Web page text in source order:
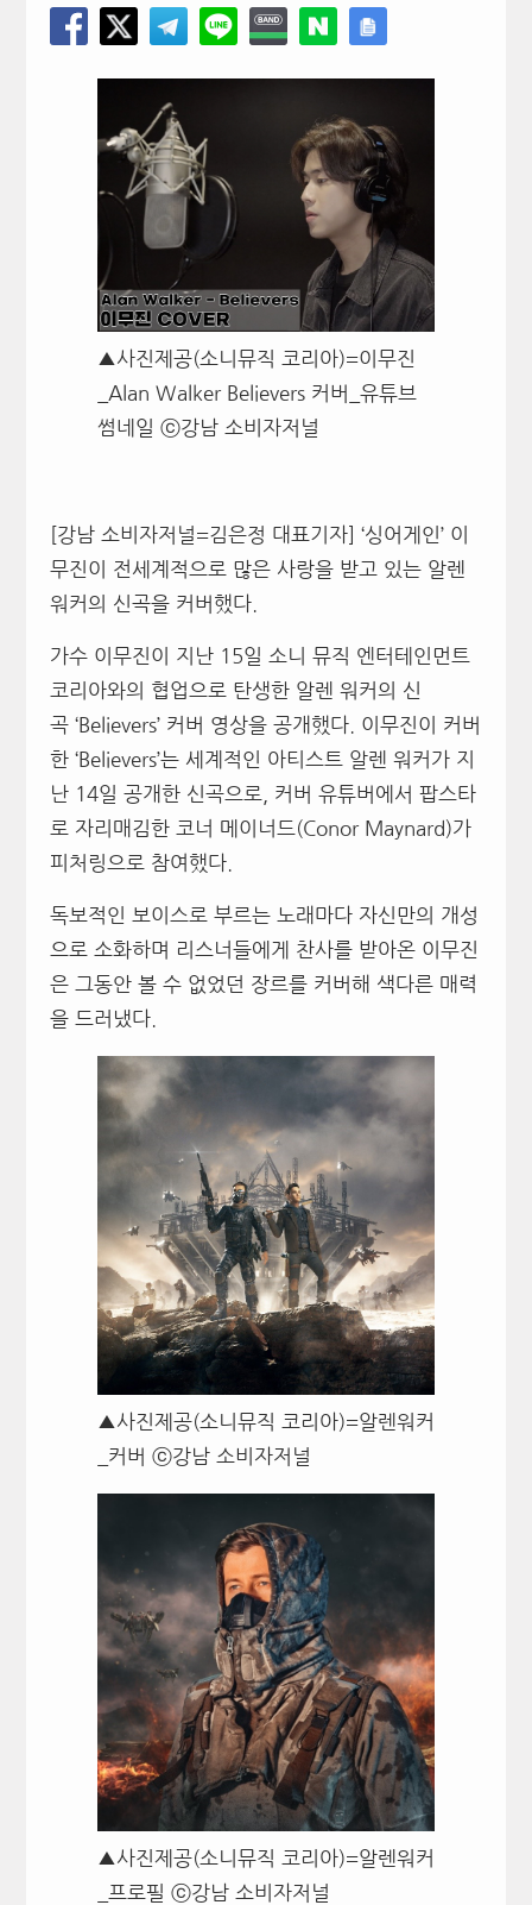
▲사진제공(소니뮤직 코리아)=이무진
_Alan Walker Believers 커버_유튜브
썸네일 ⓒ강남 소비자저널
[강남 소비자저널=김은정 대표기자] ‘싱어게인’ 이
무진이 전세계적으로 많은 사랑을 받고 있는 알렌
워커의 신곡을 커버했다.
가수 이무진이 지난 15일 소니 뮤직 엔터테인먼트
코리아와의 협업으로 탄생한 알렌 워커의 신
곡 ‘Believers’ 커버 영상을 공개했다. 이무진이 커버
한 ‘Believers’는 세계적인 아티스트 알렌 워커가 지
난 14일 공개한 신곡으로, 커버 유튜버에서 팝스타
로 자리매김한 코너 메이너드(Conor Maynard)가
피처링으로 참여했다.
독보적인 보이스로 부르는 노래마다 자신만의 개성
으로 소화하며 리스너들에게 찬사를 받아온 이무진
은 그동안 볼 수 없었던 장르를 커버해 색다른 매력
을 드러냈다.
▲사진제공(소니뮤직 코리아)=알렌워커
_커버 ⓒ강남 소비자저널
▲사진제공(소니뮤직 코리아)=알렌워커
_프로필 ⓒ강남 소비자저널